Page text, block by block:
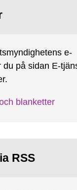
e-
du på sidan E-
blanketter
RSS